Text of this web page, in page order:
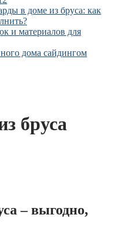
в доме из бруса: как
и материалов для
дома сайдингом
бруса
– выгодно,